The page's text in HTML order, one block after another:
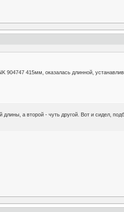
904747 415мм, оказалась длинной,
а второй - чуть другой. Вот и сидел,